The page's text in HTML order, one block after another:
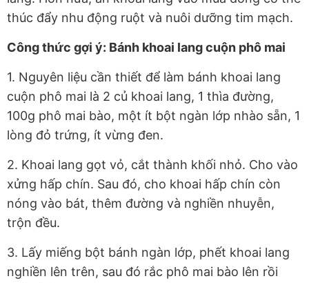
thúc đẩy nhu động ruột và nuôi dưỡng tim mạch.
Công thức gợi ý: Bánh khoai lang cuộn phô mai
1. Nguyên liệu cần thiết để làm bánh khoai lang
cuộn phô mai là 2 củ khoai lang, 1 thìa đường,
100g phô mai bào, một ít bột ngàn lớp nhào sẵn, 1
lòng đỏ trứng, ít vừng đen.
2. Khoai lang gọt vỏ, cắt thành khối nhỏ. Cho vào
xửng hấp chín. Sau đó, cho khoai hấp chín còn
nóng vào bát, thêm đường và nghiền nhuyễn,
trộn đều.
3. Lấy miếng bột bánh ngàn lớp, phết khoai lang
nghiền lên trên, sau đó rắc phô mai bào lên rồi